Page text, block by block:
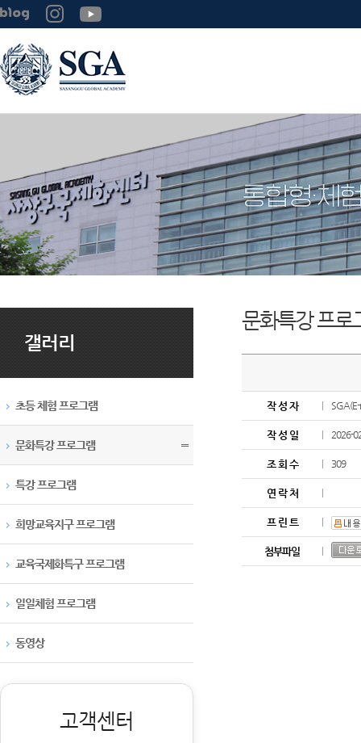
갤러리
초등 체험 프로그램
문화특강 프로그램 〓
특강 프로그램
희망교육지구 프로그램
교육국제화특구 프로그램
일일체험 프로그램
동영상
고객센터
문화특강 프로
작 성 자
작 성 일 2026-
조 회 수 309
연 락 처
프 린 트
첨부파일